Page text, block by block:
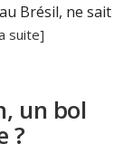
Brésil, ne sait
suite]
un bol
?